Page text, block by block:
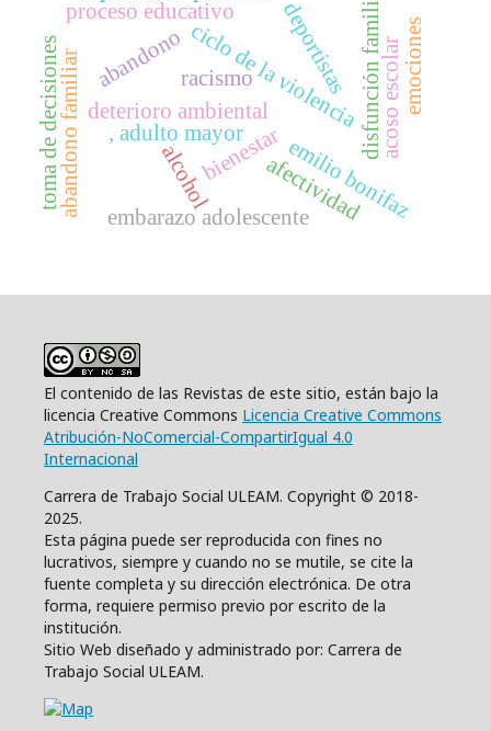
emilio bonifaz
deterioro ambiental disfunción familiar
bienestar
ciclo de la violencia
abandono familiar
proceso educativo
acoso escolar
abandono
, adulto mayor
alcohol
deportistas emociones
afectividad
embarazo adolescente
racismo
toma de decisiones
El contenido de las Revistas de este sitio, están bajo la
licencia Creative Commons Licencia Creative Commons
Atribución-NoComercial-CompartirIgual 4.0
Internacional
Carrera de Trabajo Social ULEAM. Copyright © 2018-
2025.
Esta página puede ser reproducida con fines no
lucrativos, siempre y cuando no se mutile, se cite la
fuente completa y su dirección electrónica. De otra
forma, requiere permiso previo por escrito de la
institución.
Sitio Web diseñado y administrado por: Carrera de
Trabajo Social ULEAM.